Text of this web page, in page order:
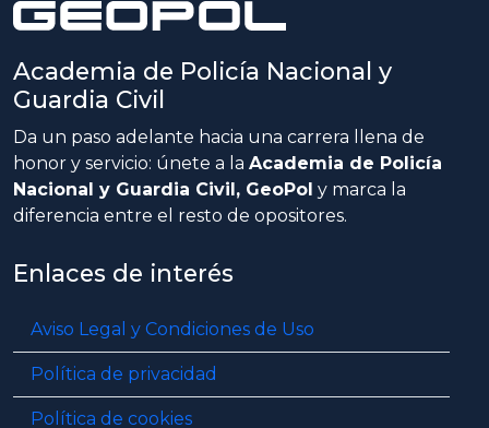
Academia de Policía Nacional y
Guardia Civil
Da un paso adelante hacia una carrera llena de
honor y servicio: únete a la Academia de Policía
Nacional y Guardia Civil, GeoPol y marca la
diferencia entre el resto de opositores.
Enlaces de interés
Aviso Legal y Condiciones de Uso
Política de privacidad
Política de cookies